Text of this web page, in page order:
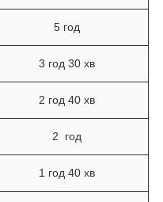
5 год
3 год 30 хв
2 год 40 хв
2 год
1 год 40 хв